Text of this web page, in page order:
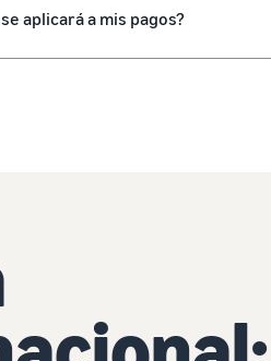
aplicará a mis pagos?